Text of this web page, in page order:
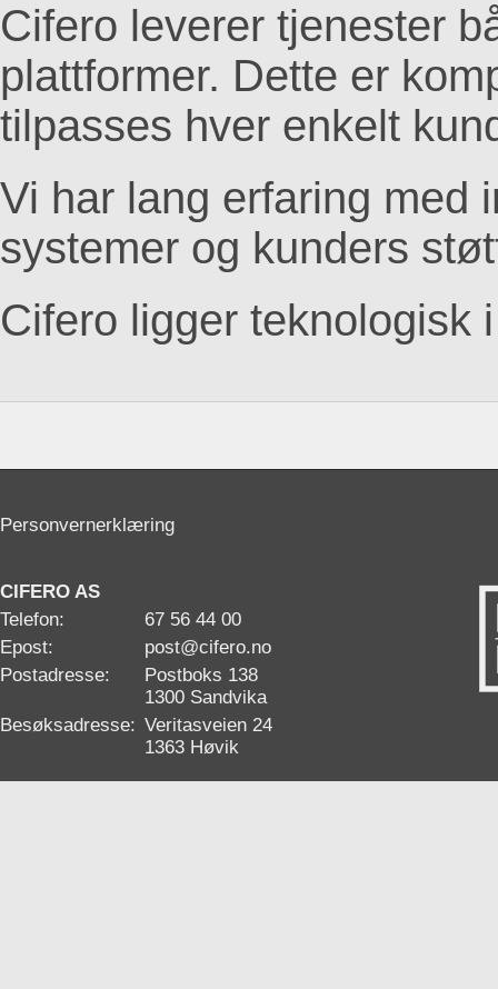
Cifero leverer tjenester
plattformer. Dette er
tilpasses hver enkelt
Vi har lang erfaring med
systemer og kunders
Cifero ligger teknologisk
Personvernerklæring
CIFERO AS
Telefon:
67 56 44 00
Epost:
post@cifero.no
Postadresse:
Postboks 138
1300 Sandvika
Besøksadresse: Veritasveien 24
1363 Høvik